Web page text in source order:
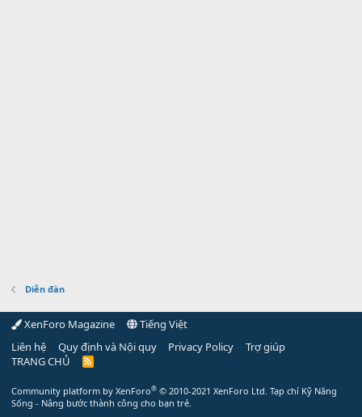
Diễn đàn
XenForo Magazine
Tiếng Việt
Liên hệ
Quy định và Nội quy Privacy Policy
Trợ giúp
TRANG CHỦ
R
Community platform by XenForo® © 2010-2021 XenForo Ltd. Tạp chí Kỹ Năng
Sống - Nâng bước thành công cho bạn trẻ.